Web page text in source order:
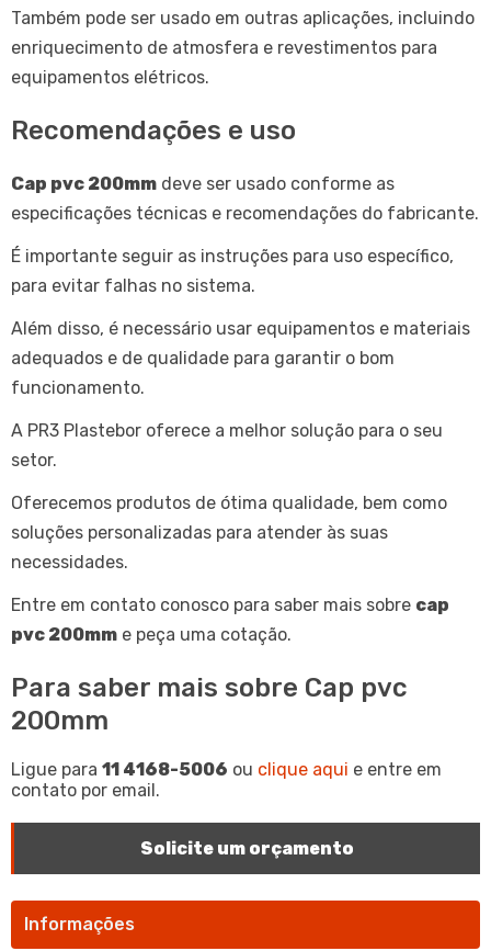
Também pode ser usado em outras aplicações, incluindo
enriquecimento de atmosfera e revestimentos para
equipamentos elétricos.
Recomendações e uso
Cap pvc 200mm deve ser usado conforme as
especificações técnicas e recomendações do fabricante.
É importante seguir as instruções para uso específico,
para evitar falhas no sistema.
Além disso, é necessário usar equipamentos e materiais
adequados e de qualidade para garantir o bom
funcionamento.
A PR3 Plastebor oferece a melhor solução para o seu
setor.
Oferecemos produtos de ótima qualidade, bem como
soluções personalizadas para atender às suas
necessidades.
Entre em contato conosco para saber mais sobre cap
pvc 200mm e peça uma cotação.
Para saber mais sobre Cap pvc
200mm
Ligue para 11 4168-5006 ou clique aqui e entre em
contato por email.
Solicite um orçamento
Informações